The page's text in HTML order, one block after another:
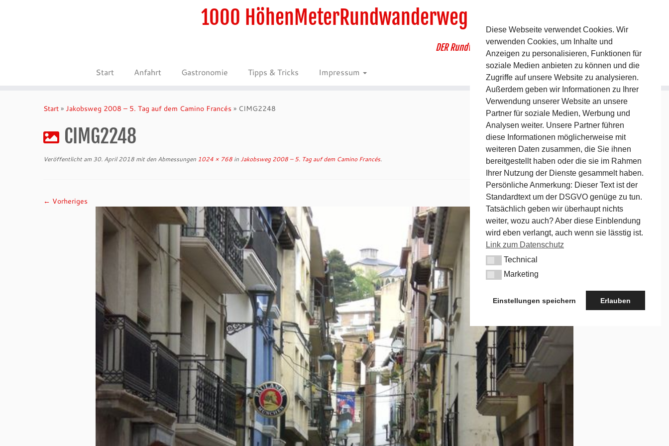
1000 HöhenMeterRundwanderweg
DER Rundwanderweg um Pommelsbrunn
Start Anfahrt Gastronomie Tipps & Tricks Impressum
Start » Jakobsweg 2008 – 5. Tag auf dem Camino Francés » CIMG2248
CIMG2248
Veröffentlicht am 30. April 2018 mit den Abmessungen 1024 × 768 inJakobsweg 2008 – 5. Tag auf dem Camino Francés.
← Vorheriges Nächstes →
Diese Webseite verwendet Cookies. Wir
verwenden Cookies, um Inhalte und
Anzeigen zu personalisieren, Funktionen für
soziale Medien anbieten zu können und die
Zugriffe auf unsere Website zu analysieren.
Außerdem geben wir Informationen zu Ihrer
Verwendung unserer Website an unsere
Partner für soziale Medien, Werbung und
Analysen weiter. Unsere Partner führen
diese Informationen möglicherweise mit
weiteren Daten zusammen, die Sie ihnen
bereitgestellt haben oder die sie im Rahmen
Ihrer Nutzung der Dienste gesammelt haben.
Persönliche Anmerkung: Dieser Text ist der
Standardtext um der DSGVO genüge zu tun.
Tatsächlich geben wir überhaupt nichts
weiter, wozu auch? Aber diese Einblendung
wird eben verlangt, auch wenn sie lässtig ist.
Link zum Datenschutz
TechnicalTechnical
MarketingMarketing
Einstellungen speichern Erlauben